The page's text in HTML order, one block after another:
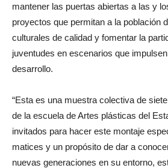
mantener las puertas abiertas a las y
proyectos que permitan a la población
culturales de calidad y fomentar la
juventudes en escenarios que
desarrollo.
“Esta es una muestra colectiva de
de la escuela de Artes plásticas del
invitados para hacer este montaje
matices y un propósito de dar a
nuevas generaciones en su entorno,